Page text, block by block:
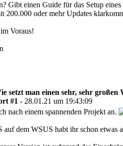
Gibt einen Guide für das Setup
200.000 oder mehr Updates
Voraus!
setzt man einen sehr, sehr großen
#1 - 28.01.21 um 19:43:09
nach einem spannenden Projekt an.
auf dem WSUS habt ihr schon etwas